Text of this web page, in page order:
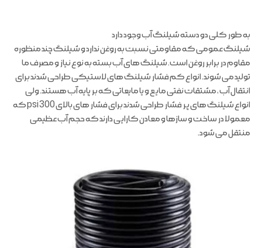
به طور کلی دو دسته شیلنگ آب وجود دارد
شیلنگ عمومی که مقاومتی نسبت به روغن ندارد و شیلنگ چند منظوره
مقاوم در برابر روغن است. شیلنگ های آب بسته به نوع نیاز و مصرف ما
تولید می شوند. انواع کم فشار شیلنگ های لاستیکی طراحی شدند برای
انتقال آب ، مشتقات نفتی مایع و یا مایعاتی که بر پایه آب هستند. ولی
انواع شیلنگ های پر فشار طراحی شدند برای فشار های بالای 300 psi که
معمولا در ساخت و سازها و معادن کارایی دارند که حجم آب عظیمی
منتقل می شود.